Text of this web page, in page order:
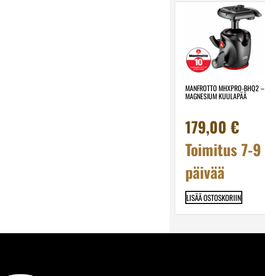
MANFROTTO MHXPRO-BHQ2 –
MAGNESIUM KUULAPÄÄ
179,00 €
Toimitus 7-9
päivää
LISÄÄ OSTOSKORIIN